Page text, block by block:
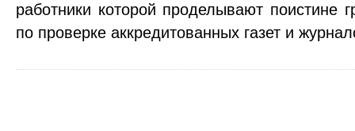
работники которой проделывают поистине
по проверке аккредитованных газет и